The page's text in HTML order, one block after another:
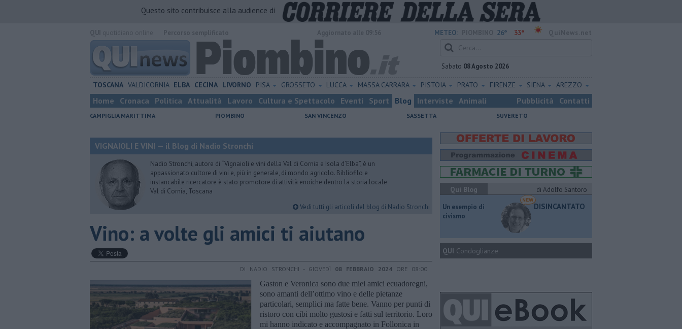
Questo sito contribuisce alla audience di
METEO: 26° 33°
Sabato 08 Agosto 2026
TOSCANA VALDICORNIA ELBA CECINA LIVORNO PISA GROSSETO LUCCA MASSA CARRARA PISTOIA PRATO FIRENZE SIENA AREZZO
Home Cronaca Politica Attualità Lavoro Cultura e Spettacolo Eventi Sport Blog Interviste Animali Pubblicità Contatti
CAMPIGLIA MARITTIMA PIOMBINO SAN VINCENZO SASSETTA SUVERETO
VIGNAIOLI E VINI — il Blog di Nadio Stronchi
Nadio Stronchi, autore di “Vignaioli e vini della Val di Cornia e Isola d’Elba”, è un
appassionato cultore di vini e, più in generale, di mondo agricolo. Bibliofilo e
instancabile ricercatore è stato promotore di attività enoiche dentro la storia locale
Val di Cornia, Toscana
Vedi tutti gli articoli del blog di Nadio Stronchi
Vino: a volte gli amici ti aiutano
DI NADIO STRONCHI - GIOVEDÌ 08 FEBBRAIO 2024 ORE 08:00
Gaston e Veronica sono due miei amici ecuadoregni,
sono amanti dell’ottimo vino e delle pietanze
particolari, semplici ma fatte bene. Vanno per punti di
ristoro con cibi molto gustosi e fatti sul territorio. Loro
mi hanno indicato e accompagnato in Follonica in
Qui Blog
di Adolfo Santoro
​Un esempio di
civismo
DISINCANTATO
QUI Condoglianze